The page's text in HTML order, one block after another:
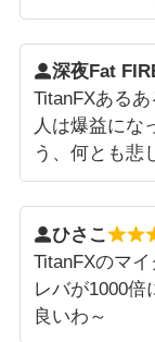
TitanFXある
人は爆益にな
う、何とも悲
深夜Fat
TitanFXのマ
レバが1000
良いわ～
ひさこ